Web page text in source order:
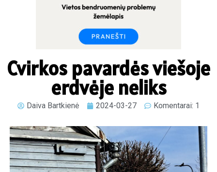
Cvirkos pavardės viešoje
erdvėje neliks
Daiva Bartkienė 2024-03-27 Komentarai: 1